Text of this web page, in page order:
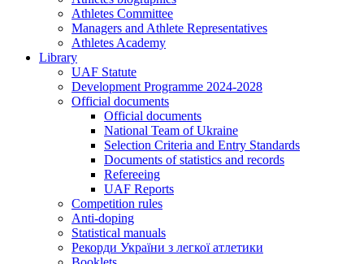
Athletes Committee
Managers and Athlete Representatives
Athletes Academy
Library
UAF Statute
Development Programme 2024-2028
Official documents
Official documents
National Team of Ukraine
Selection Criteria and Entry Standards
Documents of statistics and records
Refereeing
UAF Reports
Competition rules
Anti-doping
Statistical manuals
Рекорди України з легкої атлетики